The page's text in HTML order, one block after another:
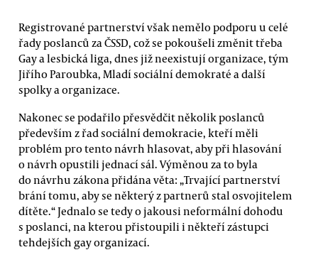
Registrované partnerství však nemělo podporu u celé
řady poslanců za ČSSD, což se pokoušeli změnit třeba
Gay a lesbická liga, dnes již neexistují organizace, tým
Jiřího Paroubka, Mladí sociální demokraté a další
spolky a organizace.
Nakonec se podařilo přesvědčit několik poslanců
především z řad sociální demokracie, kteří měli
problém pro tento návrh hlasovat, aby při hlasování
o návrh opustili jednací sál. Výměnou za to byla
do návrhu zákona přidána věta: „Trvající partnerství
brání tomu, aby se některý z partnerů stal osvojitelem
dítěte.“ Jednalo se tedy o jakousi neformální dohodu
s poslanci, na kterou přistoupili i někteří zástupci
tehdejších gay organizací.